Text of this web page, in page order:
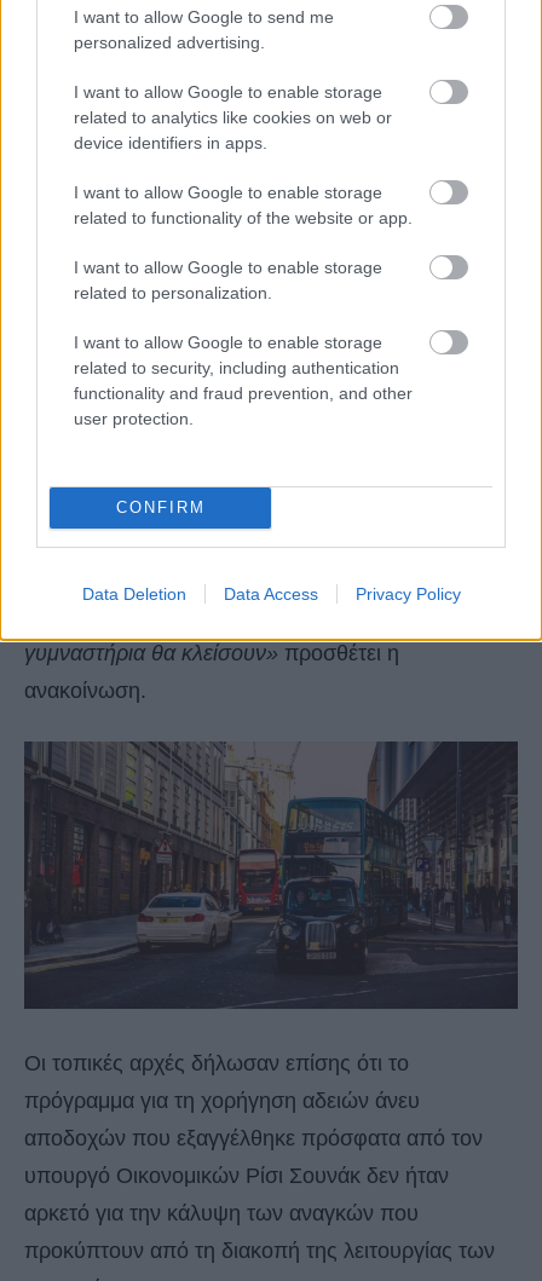
I want to allow Google to send me
personalized advertising.
I want to allow Google to enable storage
related to analytics like cookies on web or
device identifiers in apps.
I want to allow Google to enable storage
related to functionality of the website or app.
I want to allow Google to enable storage
related to personalization.
I want to allow Google to enable storage
related to security, including authentication
functionality and fraud prevention, and other
user protection.
CONFIRM
Data Deletion Data Access Privacy Policy
«Παμπς και μπαρ, γραφεία στοιχημάτων, καζίνο,
γυμναστήρια θα κλείσουν» προσθέτει η
ανακοίνωση.
Οι τοπικές αρχές δήλωσαν επίσης ότι το
πρόγραμμα για τη χορήγηση αδειών άνευ
αποδοχών που εξαγγέλθηκε πρόσφατα από τον
υπουργό Οικονομικών Ρίσι Σουνάκ δεν ήταν
αρκετό για την κάλυψη των αναγκών που
προκύπτουν από τη διακοπή της λειτουργίας των